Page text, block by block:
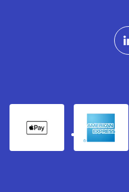
American express
Pay